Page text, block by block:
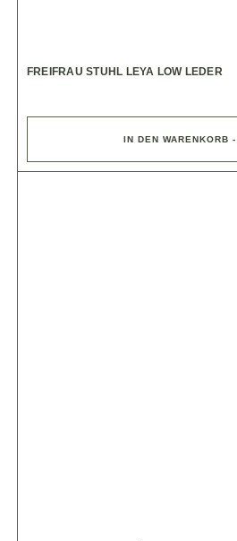
FREIFRAU STUHL LEYA LOW LEDER
IN DEN WARENKORB